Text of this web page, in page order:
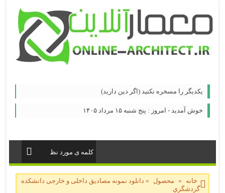
یكدیگر را مسخره نكنید (اگر دین دارید)
خوش آمدید - امروز : پنج شنبه ۱۵ مرداد ۱۴۰۵
خانه » محصول » دانلود نمونه مصادیق داخلی و خارجی دانشكده
گردشگري